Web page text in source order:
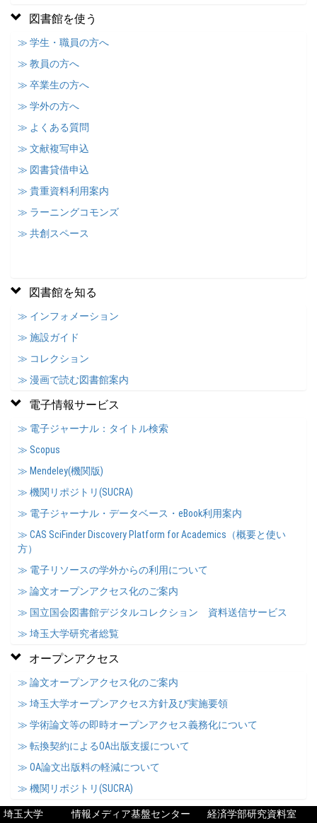
図書館を使う
≫ 学生・職員の方へ
≫ 教員の方へ
≫ 卒業生の方へ
≫ 学外の方へ
≫ よくある質問
≫ 文献複写申込
≫ 図書貸借申込
≫ 貴重資料利用案内
≫ ラーニングコモンズ
≫ 共創スペース
図書館を知る
≫ インフォメーション
≫ 施設ガイド
≫ コレクション
≫ 漫画で読む図書館案内
電子情報サービス
≫ 電子ジャーナル：タイトル検索
≫ Scopus
≫ Mendeley(機関版)
≫ 機関リポジトリ(SUCRA)
≫ 電子ジャーナル・データベース・eBook利用案内
≫ CAS SciFinder Discovery Platform for Academics（概要と使い
方）
≫ 電子リソースの学外からの利用について
≫ 論文オープンアクセス化のご案内
≫ 国立国会図書館デジタルコレクション 資料送信サービス
≫ 埼玉大学研究者総覧
オープンアクセス
≫ 論文オープンアクセス化のご案内
≫ 埼玉大学オープンアクセス方針及び実施要領
≫ 学術論文等の即時オープンアクセス義務化について
≫ 転換契約によるOA出版支援について
≫ OA論文出版料の軽減について
≫ 機関リポジトリ(SUCRA)
埼玉大学 情報メディア基盤センター
経済学部研究資料室